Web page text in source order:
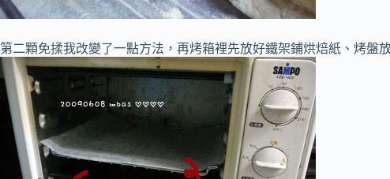
第二顆免揉我改變了一點方法，再烤箱裡先放好鐵架鋪烘焙紙、烤